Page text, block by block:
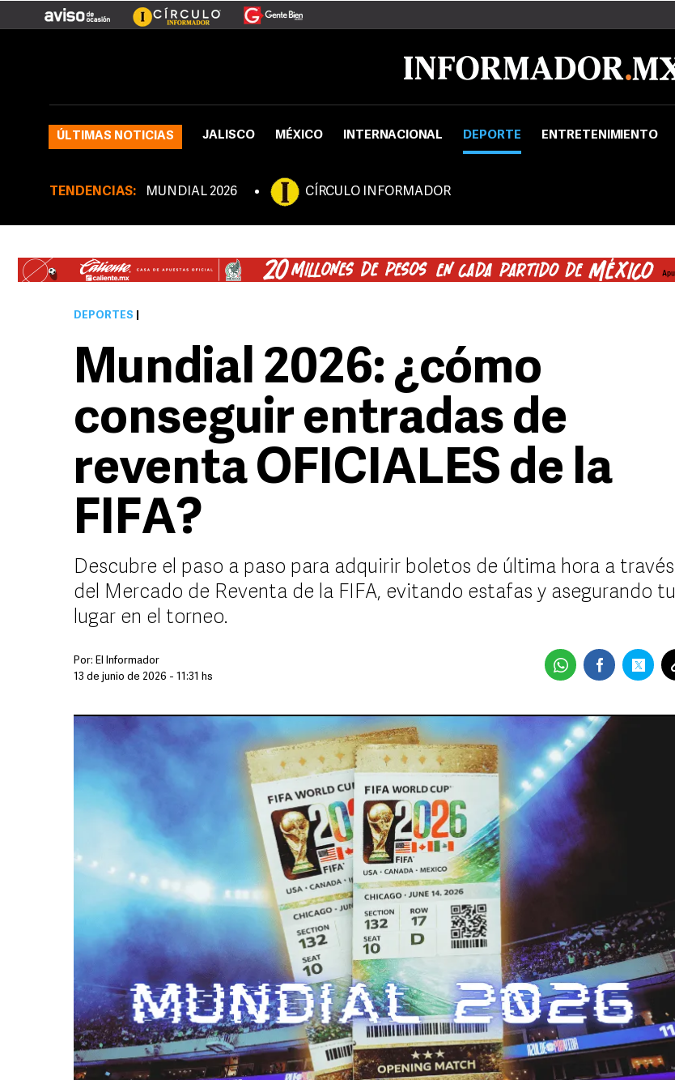
ÚLTIMAS NOTICIAS JALISCO MÉXICO INTERNACIONAL DEPORTE ENTRETENIMIENTO
TENDENCIAS: MUNDIAL 2026 CÍRCULO INFORMADOR
DEPORTES
Mundial 2026: ¿cómo
conseguir entradas de
reventa OFICIALES de la
FIFA?
Descubre el paso a paso para adquirir boletos de última hora a través
del Mercado de Reventa de la FIFA, evitando estafas y asegurando tu
lugar en el torneo.
Por: El Informador
13 de junio de 2026 - 11:31 hs